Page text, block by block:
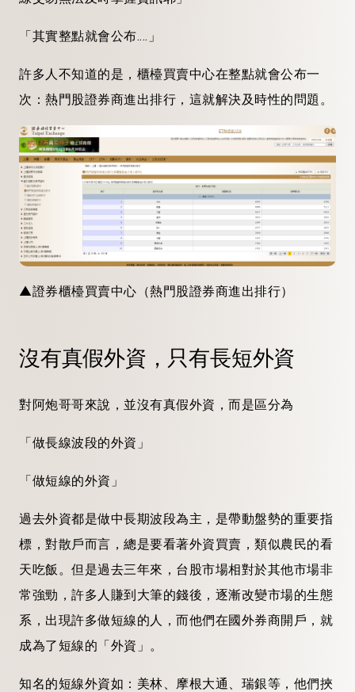
「其實整點就會公布....」
許多人不知道的是，櫃檯買賣中心在整點就會公布一
次：熱門股證券商進出排行，這就解決及時性的問題。
▲證券櫃檯買賣中心（熱門股證券商進出排行）
沒有真假外資 ，只有長短外資
對阿炮哥哥來說，並沒有真假外資 ，而是區分為
「做長線波段的外資 」
「做短線的外資 」
過去外資都是做中長期波段為主，是帶動盤勢的重要指
標，對散戶而言，總是要看著外資買賣，類似農民的看
天吃飯。但是過去三年來，台股市場相對於其他市場非
常強勁，許多人賺到大筆的錢後，逐漸改變市場的生態
系，出現許多做短線的人，而他們在國外券商開戶，就
成為了短線的「外資 」。
知名的短線外資如：美林、摩根大通、瑞銀等，他們挾